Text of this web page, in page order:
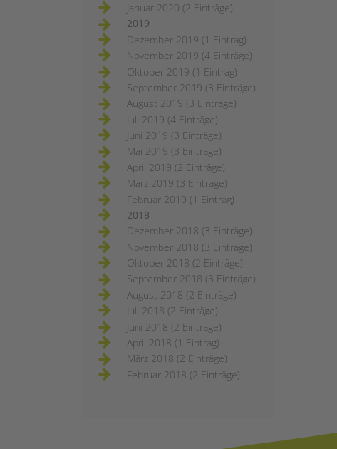
Januar 2020 (2 Einträge)
2019
Dezember 2019 (1 Eintrag)
November 2019 (4 Einträge)
Oktober 2019 (1 Eintrag)
September 2019 (3 Einträge)
August 2019 (3 Einträge)
Juli 2019 (4 Einträge)
Juni 2019 (3 Einträge)
Mai 2019 (3 Einträge)
April 2019 (2 Einträge)
März 2019 (3 Einträge)
Februar 2019 (1 Eintrag)
2018
Dezember 2018 (3 Einträge)
November 2018 (3 Einträge)
Oktober 2018 (2 Einträge)
September 2018 (3 Einträge)
August 2018 (2 Einträge)
Juli 2018 (2 Einträge)
Juni 2018 (2 Einträge)
April 2018 (1 Eintrag)
März 2018 (2 Einträge)
Februar 2018 (2 Einträge)